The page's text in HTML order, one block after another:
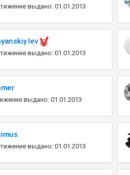
выдано: 01.01.2013
lev
выдано: 01.01.2013
выдано: 01.01.2013
выдано: 01.01.2013